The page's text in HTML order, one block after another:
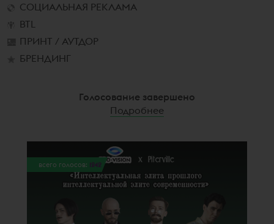
СОЦИАЛЬНАЯ РЕКЛАМА
BTL
ПРИНТ / АУТДОР
БРЕНДИНГ
Голосование завершено
Подробнее
всего голосов: 1242